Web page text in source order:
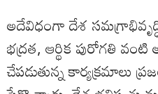
అదేవిధంగా దేశ
భద్రత, ఆర్థిక పురోగతి వంటి
చేపడుతున్న కార్యక్రమాలు